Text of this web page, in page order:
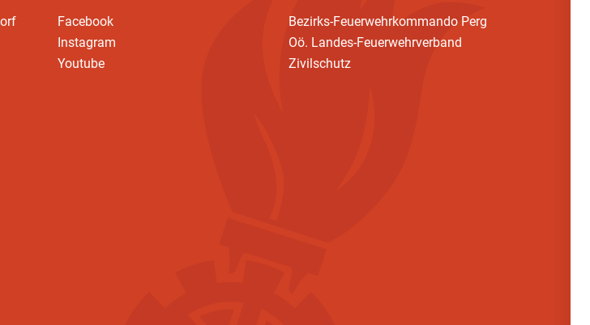
Facebook
Instagram
Youtube
Bezirks-Feuerwehrkommando Perg
Oö. Landes-Feuerwehrverband
Zivilschutz